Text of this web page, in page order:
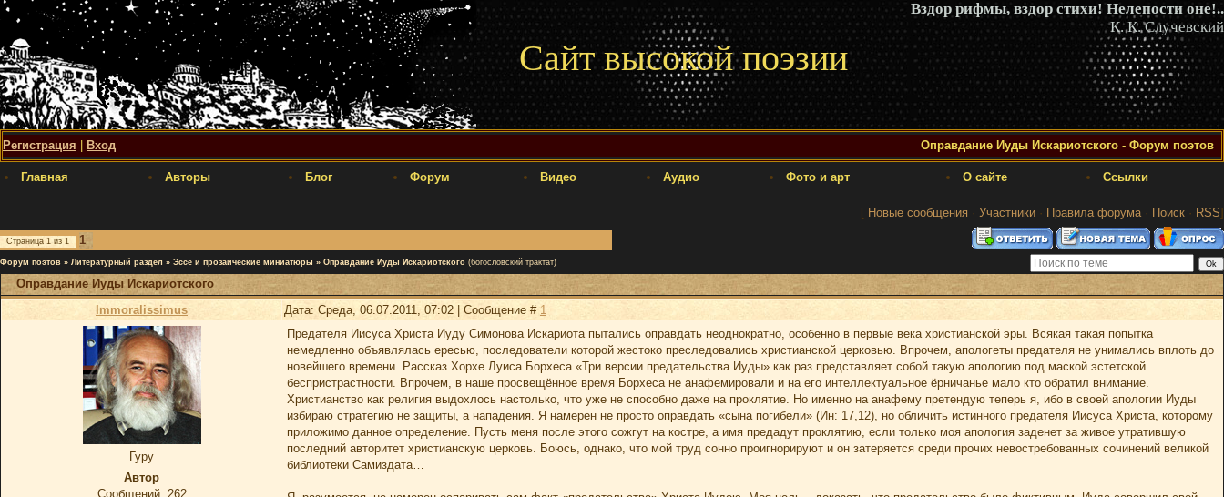
Вздор рифмы, вздор стихи! Нелепости оне!..
К. К. Случевский
Сайт высокой поэзии
Регистрация Вход Оправдание Иуды Искариотского - Форум поэтов
Главная Авторы Блог Форум Видео Аудио Фото и арт О сайте Ссылки
[ Новые сообщения · Участники · Правила форума· Поиск · RSS]
Страница 1 из 1 1
Форум поэтов » Литературный раздел » Эссе и прозаические миниатюры » Оправдание Иуды Искариотского (богословский трактат)
Оправдание Иуды Искариотского
Immoralissimus
Дата: Среда, 06.07.2011, 07:02 | Сообщение # 1
Гуру
Автор
Сообщений: 262
Предателя Иисуса Христа Иуду Симонова Искариота пытались оправдать неоднократно, особенно в первые века христианской эры. Всякая такая попытка
немедленно объявлялась ересью, последователи которой жестоко преследовались христианской церковью. Впрочем, апологеты предателя не унимались вплоть до
новейшего времени. Рассказ Хорхе Луиса Борхеса «Три версии предательства Иуды» как раз представляет собой такую апологию под маской эстетской
беспристрастности. Впрочем, в наше просвещённое время Борхеса не анафемировали и на его интеллектуальное ёрничанье мало кто обратил внимание.
Христианство как религия выдохлось настолько, что уже не способно даже на проклятие. Но именно на анафему претендую теперь я, ибо в своей апологии Иуды
избираю стратегию не защиты, а нападения. Я намерен не просто оправдать «сына погибели» (Ин: 17,12), но обличить истинного предателя Иисуса Христа, которому
приложимо данное определение. Пусть меня после этого сожгут на костре, а имя предадут проклятию, если только моя апология заденет за живое утратившую
последний авторитет христианскую церковь. Боюсь, однако, что мой труд сонно проигнорируют и он затеряется среди прочих невостребованных сочинений великой
библиотеки Самиздата…